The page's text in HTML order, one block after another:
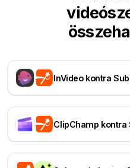
InVideo kontra
ClipChamp kontra